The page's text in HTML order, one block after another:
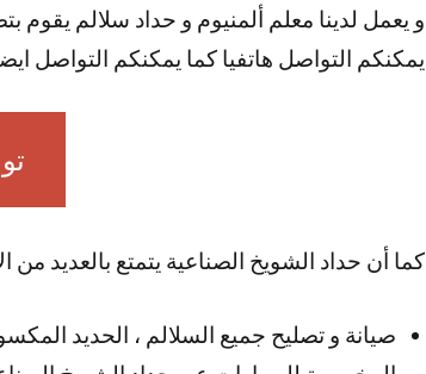
و يعمل لدينا معلم ألمنيوم و حداد سلالم
يمكنكم التواصل هاتفيا كما يمكنكم التواصل
كما أن حداد الشويخ الصناعية يتمتع بالعديد من
صيانة و تصليح جميع السلالم ، الحديد